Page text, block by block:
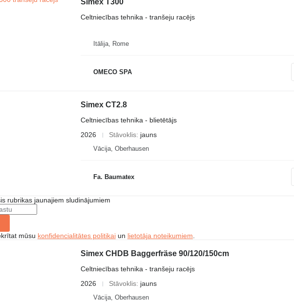
Simex T300
Celtniecības tehnika - tranšeju racējs
Itālija, Rome
OMECO SPA
Simex CT2.8
Celtniecības tehnika - blietētājs
2026
Stāvoklis jauns
Vācija, Oberhausen
Fa. Baumatex
rubrikas jaunajiem sludinājumiem
mūsu konfidencialitātes politikaiun lietotāja noteikumiem
Simex CHDB Baggerfräse 90/120/150cm
Celtniecības tehnika - tranšeju racējs
2026
Stāvoklis jauns
Vācija, Oberhausen